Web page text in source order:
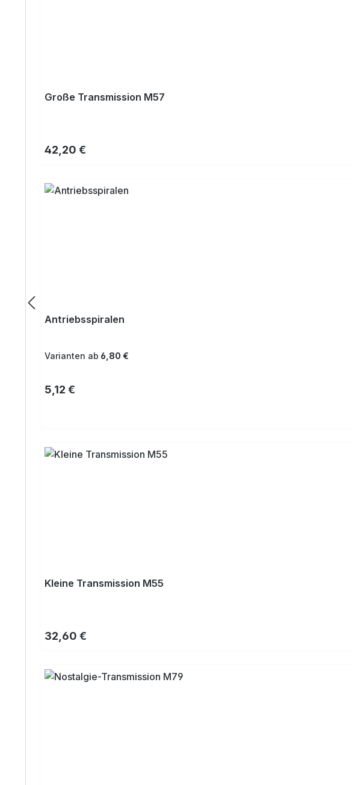
Große Transmission M57
Regulärer Preis:
42,20 €
Antriebsspiralen
Varianten ab 6,80 €
Regulärer Preis:
5,12 €
Kleine Transmission M55
Regulärer Preis:
32,60 €